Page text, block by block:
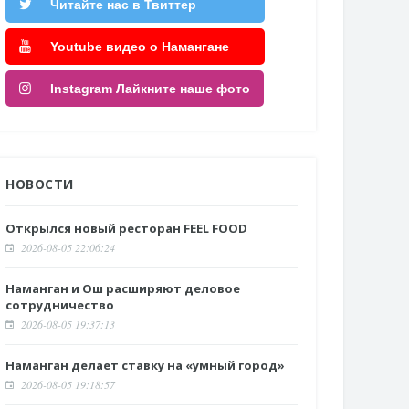
Читайте нас в Твиттер
Youtube видео о Намангане
Instagram Лайкните наше фото
НОВОСТИ
Открылся новый ресторан FEEL FOOD
2026-08-05 22:06:24
Наманган и Ош расширяют деловое
сотрудничество
2026-08-05 19:37:13
Наманган делает ставку на «умный город»
2026-08-05 19:18:57